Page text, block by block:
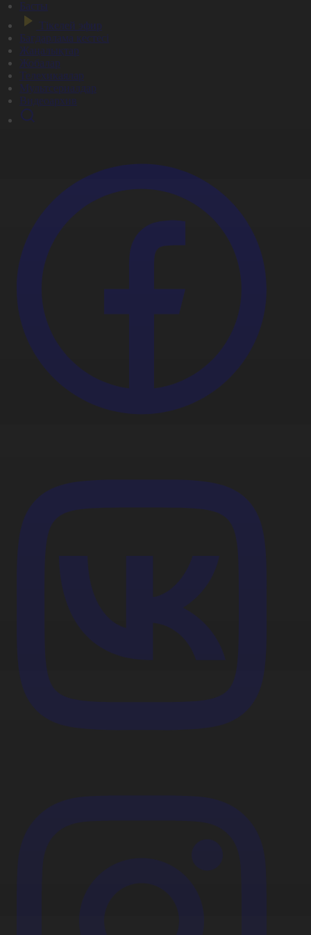
Басты
Тікелей эфир
Бағдарлама кестесі
Жаңалықтар
Жобалар
Телехикаялар
Мультсериалдар
Видеоархив